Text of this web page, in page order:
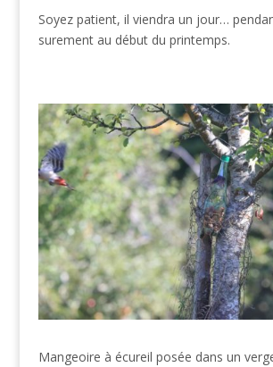
Soyez patient, il viendra un jour…
surement au début du printemps.
Mangeoire à écureil posée dans un